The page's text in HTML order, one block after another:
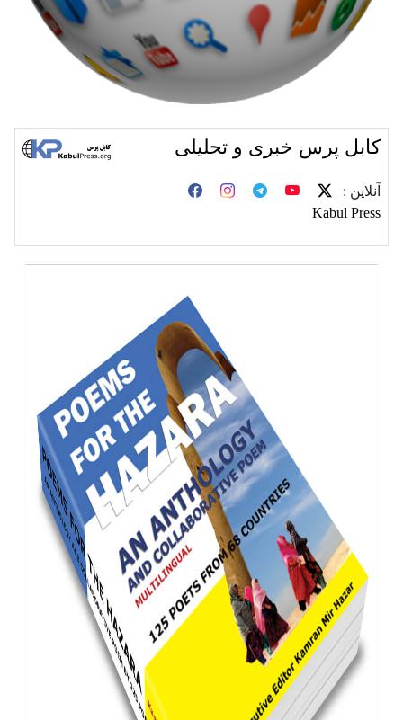
کابل پرس خبری و تحلیلی
آنلاین :
Kabul Press